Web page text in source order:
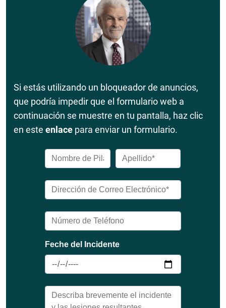
Si estás utilizando un bloqueador de anuncios,
que podría impedir que el formulario web a
continuación se muestre en tu pantalla, haz clic
en este enlace para enviar un formulario.